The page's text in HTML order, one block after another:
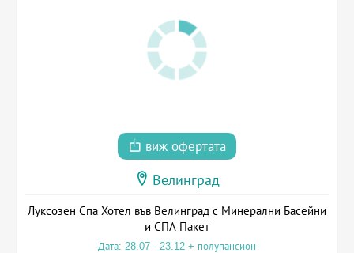
виж офертата
Велинград
Луксозен Спа Хотел във Велинград с Минерални Басейни
и СПА Пакет
Дата: 28.07 - 23.12 + полупансион